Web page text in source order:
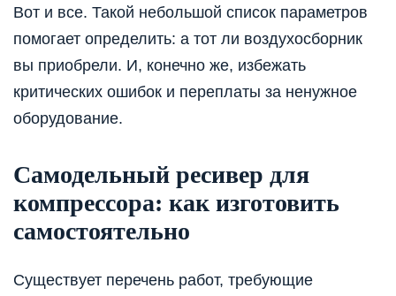
Вот и все. Такой небольшой список параметров
помогает определить: а тот ли воздухосборник
вы приобрели. И, конечно же, избежать
критических ошибок и переплаты за ненужное
оборудование.
Самодельный ресивер для
компрессора: как изготовить
самостоятельно
Существует перечень работ, требующие